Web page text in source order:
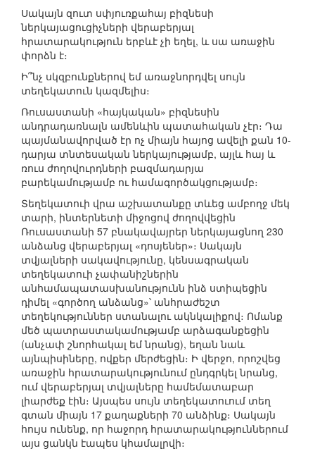
Սակայն զուտ սփյուռքահայ բիզնեսի
ներկայացուցիչների վերաբերյալ
հրատարակություն երբևէ չի եղել, և սա առաջին
փորձն է։
Ի՞նչ սկզբունքներով եմ առաջնորդվել սույն
տեղեկատուն կազմելիս։
Ռուսաստանի «հայկական» բիզնեսին
անդրադառնալն ամենևին պատահական չէր։ Դա
պայմանավորված էր ոչ միայն հայոց ավելի քան 10-
դարյա տնտեսական ներկայությամբ, այլև հայ և
ռուս ժողովուրդների բազմադարյա
բարեկամությամբ ու համագործակցությամբ։
Տեղեկատուի վրա աշխատանքը տևեց ամբողջ մեկ
տարի, ինտերնետի միջոցով ժողովվեցին
Ռուսաստանի 57 բնակավայրեր ներկայացնող 230
անձանց վերաբերյալ «դոսյեներ»։ Սակայն
տվյալների սակավությունը, կենսագրական
տեղեկատուի չափանիշներին
անհամապատասխանությունն ինձ ստիպեցին
դիմել «գործող անձանց»՝ անհրաժեշտ
տեղեկություններ ստանալու ակնկալիքով։ Ոմանք
մեծ պատրաստակամությամբ արձագանքեցին
(անչափ շնորհակալ եմ նրանց), եղան նաև
այնպիսիները, ովքեր մերժեցին։ Ի վերջո, որոշվեց
առաջին հրատարակությունում ընդգրկել նրանց,
ում վերաբերյալ տվյալները համեմատաբար
լիարժեք էին։ Այսպես սույն տեղեկատուում տեղ
գտան միայն 17 քաղաքների 70 անձինք։ Սակայն
հույս ունենք, որ հաջորդ հրատարակություններում
այս ցանկն էապես կհամալրվի։